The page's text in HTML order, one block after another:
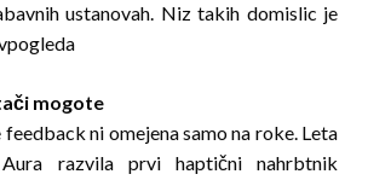
ustanovah. Niz takih domislic je
mogote
ni omejena samo na roke. Leta
razvila prvi haptični nahrbtnik